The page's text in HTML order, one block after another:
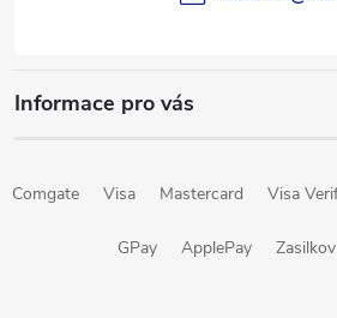
eInformace pro vás
Comgate Visa Mastercard Visa
GPay ApplePay